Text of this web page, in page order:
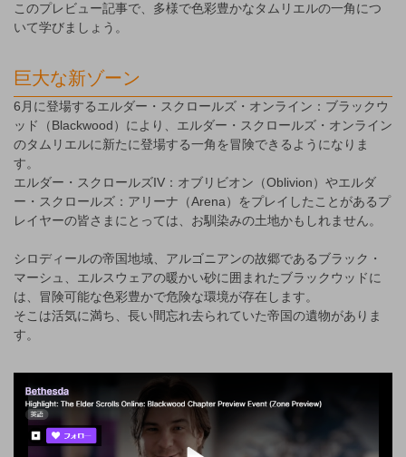
このプレビュー記事で、多様で色彩豊かなタムリエルの一角につ
いて学びましょう。
巨大な新ゾーン
6月に登場するエルダー・スクロールズ・オンライン：ブラックウ
ッド（Blackwood）により、エルダー・スクロールズ・オンライン
のタムリエルに新たに登場する一角を冒険できるようになりま
す。
エルダー・スクロールズIV：オブリビオン（Oblivion）やエルダ
ー・スクロールズ：アリーナ（Arena）をプレイしたことがあるプ
レイヤーの皆さまにとっては、お馴染みの土地かもしれません。
シロディールの帝国地域、アルゴニアンの故郷であるブラック・
マーシュ、エルスウェアの暖かい砂に囲まれたブラックウッドに
は、冒険可能な色彩豊かで危険な環境が存在します。
そこは活気に満ち、長い間忘れ去られていた帝国の遺物がありま
す。